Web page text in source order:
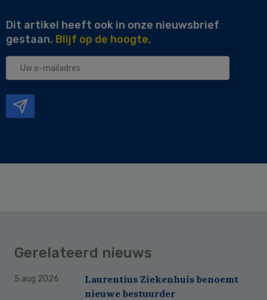
Dit artikel heeft ook in onze nieuwsbrief
gestaan. Blijf op de hoogte.
Uw
Gerelateerd nieuws
5 aug 2026
Laurentius Ziekenhuis benoemt
nieuwe bestuurder